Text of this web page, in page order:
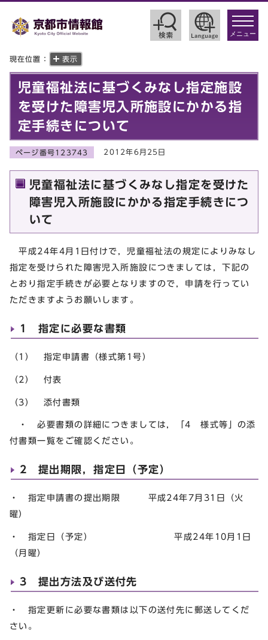
toggle
メニュー
現在位置： 表示
児童福祉法に基づくみなし指定施設
を受けた障害児入所施設にかかる指
定手続きについて
ページ番号123743 2012年6月25日
児童福祉法に基づくみなし指定を受けた
障害児入所施設にかかる指定手続きにつ
いて
平成24年4月1日付けで，児童福祉法の規定によりみなし
指定を受けられた障害児入所施設につきましては，下記の
とおり指定手続きが必要となりますので，申請を行ってい
ただきますようお願いします。
1 指定に必要な書類
（1） 指定申請書（様式第1号）
（2） 付表
（3） 添付書類
・ 必要書類の詳細につきましては，「4 様式等」の添
付書類一覧をご確認ください。
2 提出期限，指定日（予定）
・ 指定申請書の提出期限 平成24年7月31日（火
曜）
・ 指定日（予定） 平成24年10月1日
（月曜）
3 提出方法及び送付先
・ 指定更新に必要な書類は以下の送付先に郵送してくだ
さい。